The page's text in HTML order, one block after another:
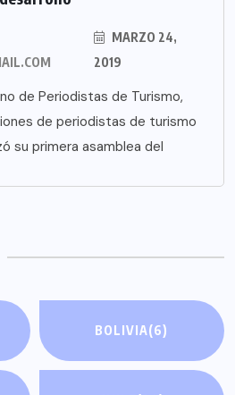
MARZO 24,
2019
de Periodistas de Turismo,
de periodistas de turismo
su primera asamblea del
BOLIVIA(6)